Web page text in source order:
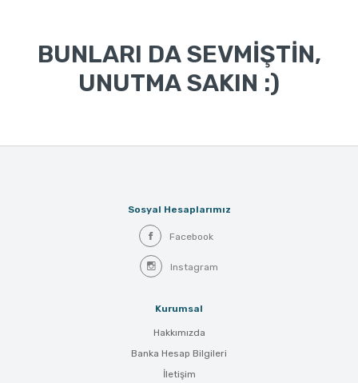
BUNLARI DA SEVMİŞTİN,
UNUTMA SAKIN :)
Sosyal Hesaplarımız
Facebook
Instagram
Kurumsal
Hakkımızda
Banka Hesap Bilgileri
İletişim